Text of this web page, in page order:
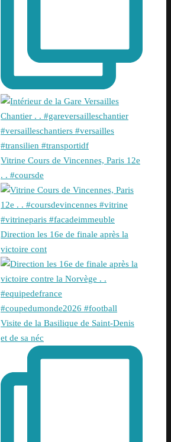
Vitrine Cours de Vincennes, Paris 12e
. . #coursde
Direction les 16e de finale après la
victoire cont
Visite de la Basilique de Saint-Denis
et de sa néc